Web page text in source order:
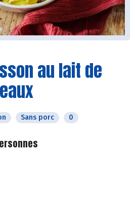
au lait de
Sans porc 0